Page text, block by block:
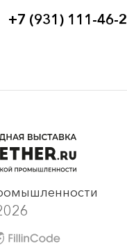
+7 (931) 111-46-